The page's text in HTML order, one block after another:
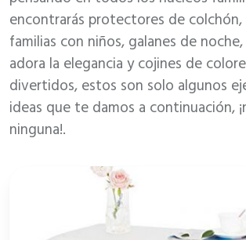
encontrarás protectores de colchón,
familias con niños, galanes de
adora la elegancia y cojines de
divertidos, estos son solo algunos
ideas que te damos a continuación,
ninguna!.